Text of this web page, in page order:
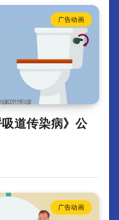
广告动画
吸道传染病》公
广告动画